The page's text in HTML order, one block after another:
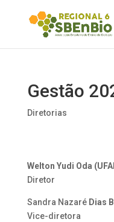
Gestão
Diretorias
Welton Yudi Oda
Diretor
Sandra NazaréDias
Vice-diretora